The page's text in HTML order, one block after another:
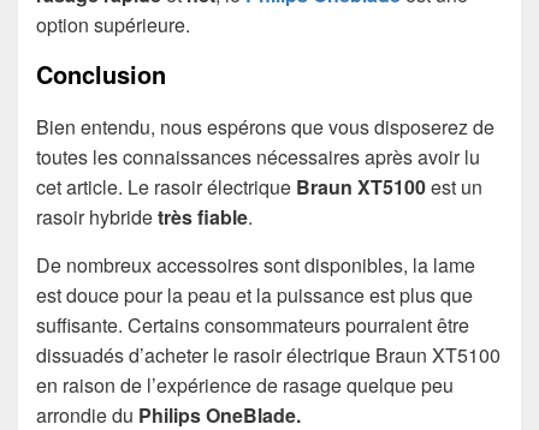
option supérieure.
Conclusion
Bien entendu, nous espérons que vous disposerez de
toutes les connaissances nécessaires après avoir lu
cet article. Le rasoir électrique Braun XT5100est un
rasoir hybridetrès fiable.
De nombreux accessoires sont disponibles, la lame
est douce pour la peau et la puissance est plus que
suffisante. Certains consommateurs pourraient être
dissuadés d’acheter le rasoir électrique Braun XT5100
en raison de l’expérience de rasage quelque peu
arrondie du Philips OneBlade.